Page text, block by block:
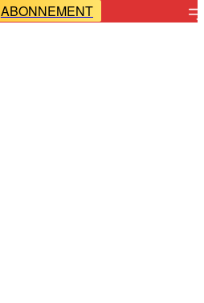
ABONNEMENT